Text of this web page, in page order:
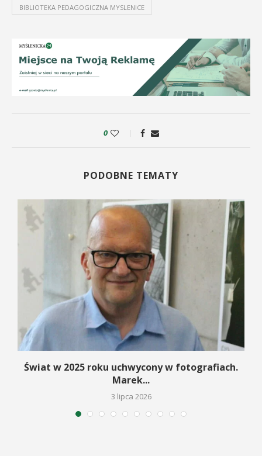
BIBLIOTEKA PEDAGOGICZNA MYSLENICE
0
PODOBNE TEMATY
Świat w 2025 roku uchwycony w fotografiach.
Marek...
3 lipca 2026